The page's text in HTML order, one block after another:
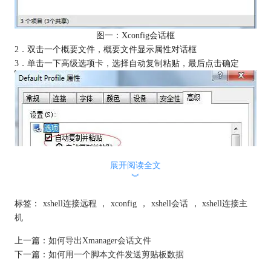
图一：Xconfig会话框
2．双击一个概要文件，概要文件显示属性对话框
3．单击一下高级选项卡，选择自动复制粘贴，最后点击确定
展开阅读全文
︾
标签： xshell连接远程 ， xconfig ， xshell会话 ，
xshell连接主
机
上一篇： 如何导出Xmanager会话文件
下一篇： 如何用一个脚本文件发送剪贴板数据